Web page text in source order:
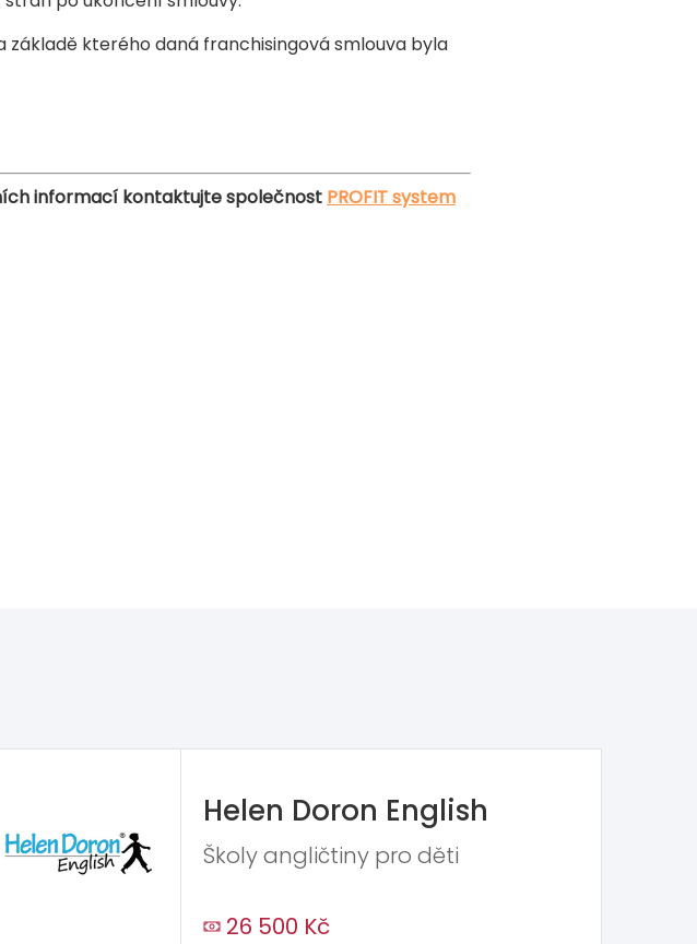
kterého daná franchisingová smlouva byla
informací kontaktujte společnost PROFIT system
Helen Doron English
Školy angličtiny pro děti
26 500 Kč